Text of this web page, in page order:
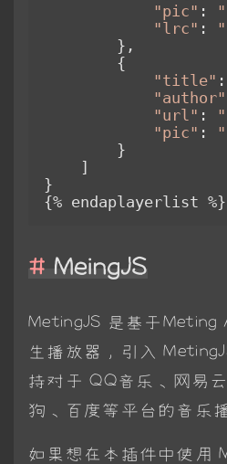
"pic" :
"lrc" :
        },
        {
"title" :
"author"
"url" :
"pic" :
        }
    ]
}
{% endaplayerlist %}
MeingJS
MetingJS 是基于Meting
生播放器，引入
持对于 QQ音乐、网易
狗、百度等平台的音乐
如果想在本插件中使用